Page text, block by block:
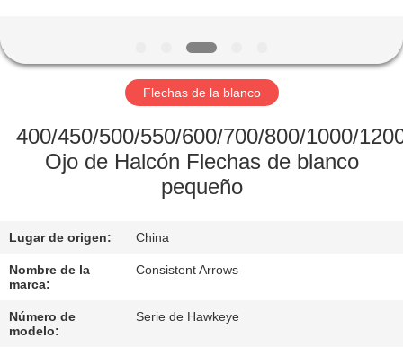
VIAJE
LA
FÁBRICA
DE
CALIDAD
ÉNTRENOS
Flechas de la blanco
400/450/500/550/600/700/800/1000/
Ojo de Halcón Flechas de blanco
pequeño
Lugar de origen: China
Nombre de la
marca:
Consistent Arrows
Número de
modelo:
Serie de Hawkeye